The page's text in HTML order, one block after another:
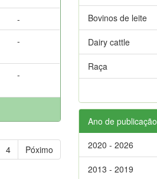
-
-
-
4 Póximo
Bovinos de leite
Dairy cattle
Raça
Ano de publicação
2020 - 2026
2013 - 2019